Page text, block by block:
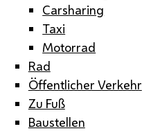
Carsharing
Taxi
Motorrad
Rad
Öffentlicher Verkehr
Zu Fuß
Baustellen